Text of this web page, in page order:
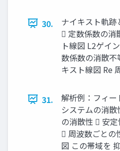
30.
ナイキスト軌
 定数係数の消
ト線図 L2ゲイ
数係数の消散
キスト線図 Re
31.
解析例：フィ
システムの消
の消散性  安
 周波数ごとの
図 この帯域を